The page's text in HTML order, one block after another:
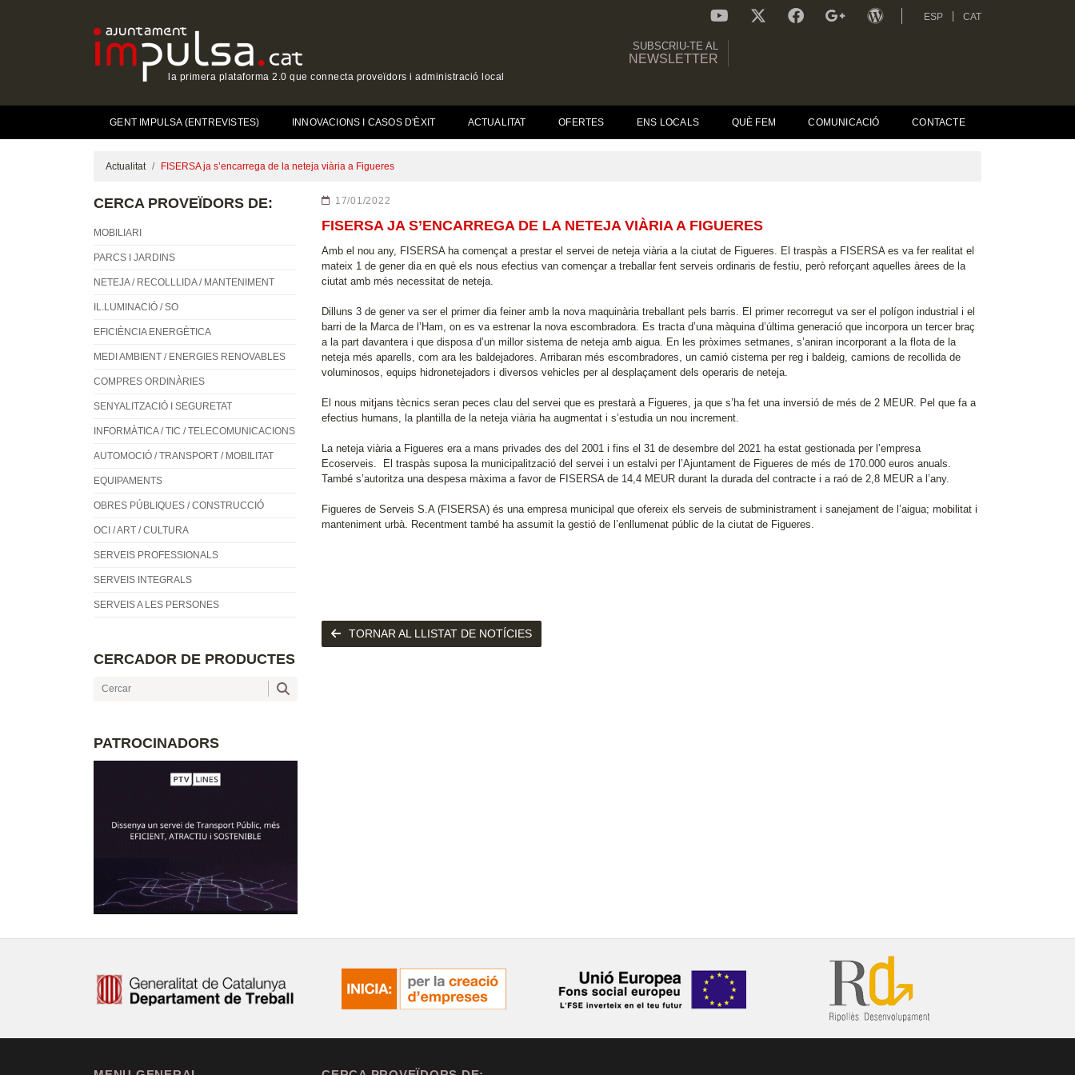
la primera plataforma 2.0 que connecta proveïdors i administració local
ESP CAT
SUBSCRIU-TE AL
NEWSLETTER
GENT IMPULSA (ENTREVISTES) INNOVACIONS I CASOS D'ÈXIT ACTUALITAT(CURRENT)OFERTES ENS LOCALS QUÈ FEM COMUNICACIÓ CONTACTE
Actualitat FISERSA ja s’encarrega de la neteja viària a Figueres
CERCA PROVEÏDORS DE:
MOBILIARI
PARCS I JARDINS
NETEJA / RECOLLLIDA / MANTENIMENT
IL.LUMINACIÓ / SO
EFICIÈNCIA ENERGÈTICA
MEDI AMBIENT / ENERGIES RENOVABLES
COMPRES ORDINÀRIES
SENYALITZACIÓ I SEGURETAT
INFORMÀTICA / TIC / TELECOMUNICACIONS
AUTOMOCIÓ / TRANSPORT / MOBILITAT
EQUIPAMENTS
OBRES PÚBLIQUES / CONSTRUCCIÓ
OCI / ART / CULTURA
SERVEIS PROFESSIONALS
SERVEIS INTEGRALS
SERVEIS A LES PERSONES
CERCADOR DE PRODUCTES
PATROCINADORS
17/01/2022
FISERSA JA S’ENCARREGA DE LA NETEJA VIÀRIA A FIGUERES
Amb el nou any, FISERSA ha començat a prestar el servei de neteja viària a la ciutat de Figueres. El traspàs a FISERSA es va fer realitat el
mateix 1 de gener dia en què els nous efectius van començar a treballar fent serveis ordinaris de festiu, però reforçant aquelles àrees de la
ciutat amb més necessitat de neteja.
Dilluns 3 de gener va ser el primer dia feiner amb la nova maquinària treballant pels barris. El primer recorregut va ser el polígon industrial i el
barri de la Marca de l’Ham, on es va estrenar la nova escombradora. Es tracta d’una màquina d’última generació que incorpora un tercer braç
a la part davantera i que disposa d’un millor sistema de neteja amb aigua. En les pròximes setmanes, s’aniran incorporant a la flota de la
neteja més aparells, com ara les baldejadores. Arribaran més escombradores, un camió cisterna per reg i baldeig, camions de recollida de
voluminosos, equips hidronetejadors i diversos vehicles per al desplaçament dels operaris de neteja.
El nous mitjans tècnics seran peces clau del servei que es prestarà a Figueres, ja que s’ha fet una inversió de més de 2 MEUR. Pel que fa a
efectius humans, la plantilla de la neteja viària ha augmentat i s’estudia un nou increment.
La neteja viària a Figueres era a mans privades des del 2001 i fins el 31 de desembre del 2021 ha estat gestionada per l’empresa
Ecoserveis. El traspàs suposa la municipalització del servei i un estalvi per l’Ajuntament de Figueres de més de 170.000 euros anuals.
També s’autoritza una despesa màxima a favor de FISERSA de 14,4 MEUR durant la durada del contracte i a raó de 2,8 MEUR a l’any.
Figueres de Serveis S.A (FISERSA) és una empresa municipal que ofereix els serveis de subministrament i sanejament de l’aigua; mobilitat i
manteniment urbà. Recentment també ha assumit la gestió de l’enllumenat públic de la ciutat de Figueres.
TORNAR AL LLISTAT DE NOTÍCIES